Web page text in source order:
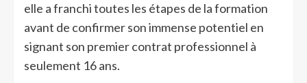
elle a franchi toutes les étapes de la formation
avant de confirmer son immense potentiel en
signant son premier contrat professionnel à
seulement 16 ans.